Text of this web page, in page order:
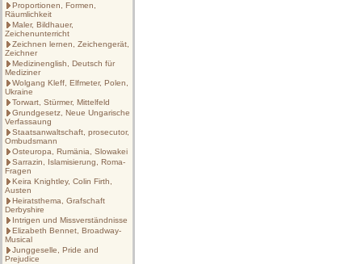
Proportionen, Formen,
Räumlichkeit
Maler, Bildhauer,
Zeichenunterricht
Zeichnen lernen, Zeichengerät,
Zeichner
Medizinenglish, Deutsch für
Mediziner
Wolgang Kleff, Elfmeter, Polen,
Ukraine
Torwart, Stürmer, Mittelfeld
Grundgesetz, Neue Ungarische
Verfassaung
Staatsanwaltschaft, prosecutor,
Ombudsmann
Osteuropa, Rumänia, Slowakei
Sarrazin, Islamisierung, Roma-
Fragen
Keira Knightley, Colin Firth,
Austen
Heiratsthema, Grafschaft
Derbyshire
Intrigen und Missverständnisse
Elizabeth Bennet, Broadway-
Musical
Junggeselle, Pride and
Prejudice